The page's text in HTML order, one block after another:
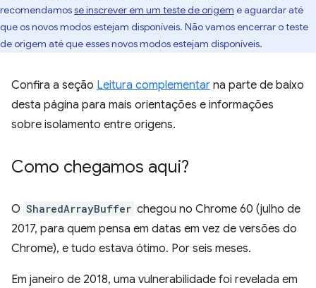
recomendamosse inscrever em um teste de origem e aguardar até
que os novos modos estejam disponíveis. Não vamos encerrar o teste
de origem até que esses novos modos estejam disponíveis.
Confira a seção Leitura complementar na parte de baixo
desta página para mais orientações e informações
sobre isolamento entre origens.
Como chegamos aqui?
O SharedArrayBuffer chegou no Chrome 60 (julho de
2017, para quem pensa em datas em vez de versões do
Chrome), e tudo estava ótimo. Por seis meses.
Em janeiro de 2018, uma vulnerabilidade foi revelada em